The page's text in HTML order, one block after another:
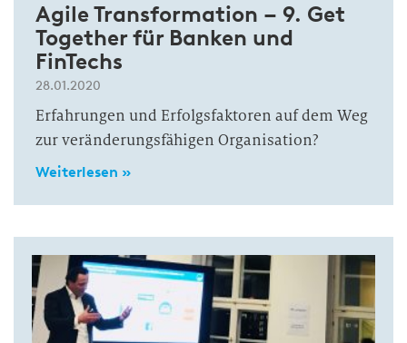
Agile Transformation – 9. Get
Together für Banken und
FinTechs
28.01.2020
Erfahrungen und Erfolgsfaktoren auf dem Weg
zur veränderungsfähigen Organisation?
Weiterlesen »